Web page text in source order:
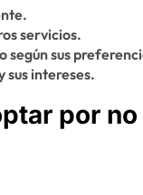
servicios.
según sus
sus intereses.
por no